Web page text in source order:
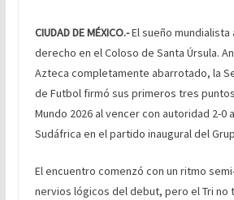
CIUDAD DE MÉXICO.-El sueño mundialista
derecho en el Coloso de Santa Úrsula.
Azteca completamente abarrotado, la
de Futbol firmó sus primeros tres
Mundo 2026 al vencer con autoridad 2-0
Sudáfrica en el partido inaugural del
El encuentro comenzó con un ritmo
nervios lógicos del debut, pero el Tri no